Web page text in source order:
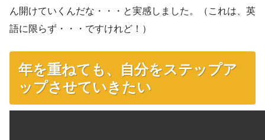
ん開けていくんだな・・・と実感しました。（これは、英
語に限らず・・・ですけれど！）
年を重ねても、自分をステップア
ップさせていきたい